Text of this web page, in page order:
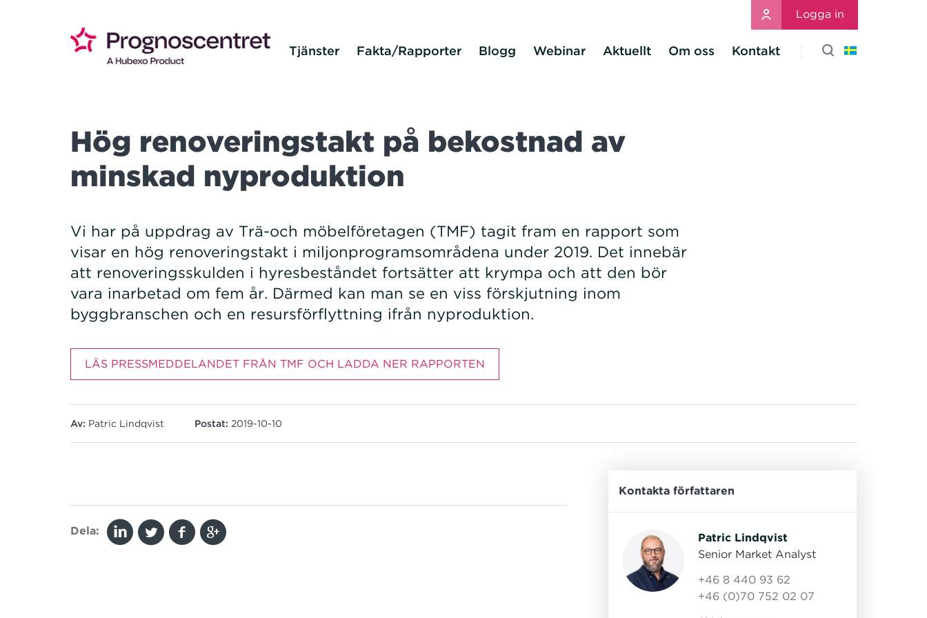
Logga in
Tjänster Fakta/Rapporter Blogg Webinar Aktuellt Om oss Kontakt
Hög renoveringstakt på bekostnad av
minskad nyproduktion
Vi har på uppdrag av Trä-och möbelföretagen (TMF) tagit fram en rapport som
visar en hög renoveringstakt i miljonprogramsområdena under 2019. Det innebär
att renoveringsskulden i hyresbeståndet fortsätter att krympa och att den bör
vara inarbetad om fem år. Därmed kan man se en viss förskjutning inom
byggbranschen och en resursförflyttning ifrån nyproduktion.
LÄS PRESSMEDDELANDET FRÅN TMF OCH LADDA NER RAPPORTEN
Av: Patric Lindqvist Postat: 2019-10-10
Dela:
Kontakta författaren
Patric Lindqvist
Senior Market Analyst
+46 8 440 93 62
+46 (0)70 752 02 07